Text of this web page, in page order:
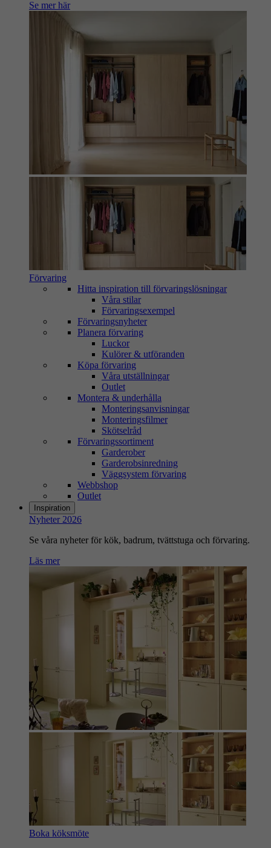
Se mer här
Förvaring
Hitta inspiration till förvaringslösningar
Våra stilar
Förvaringsexempel
Förvaringsnyheter
Planera förvaring
Luckor
Kulörer & utföranden
Köpa förvaring
Våra utställningar
Outlet
Montera & underhålla
Monteringsanvisningar
Monteringsfilmer
Skötselråd
Förvaringssortiment
Garderober
Garderobsinredning
Väggsystem förvaring
Webbshop
Outlet
Inspiration
Nyheter 2026
Se våra nyheter för kök, badrum, tvättstuga och förvaring.
Läs mer
Boka köksmöte